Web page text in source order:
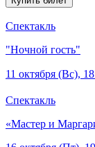
Спектакль
"Ночной гость"
11 октября (Вс),
Спектакль
«Мастер и